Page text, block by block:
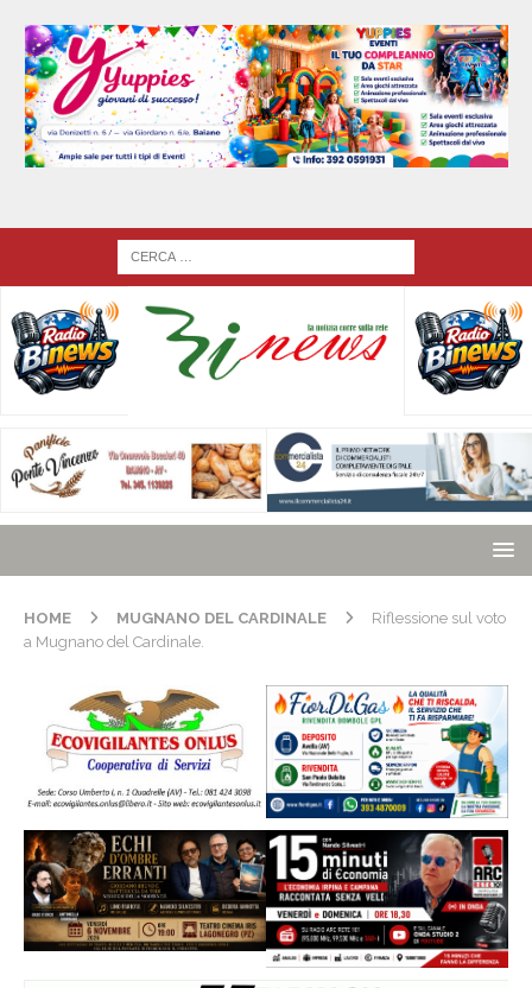
HOME MUGNANO DEL CARDINALE
Riflessione sul voto
a Mugnano del Cardinale.